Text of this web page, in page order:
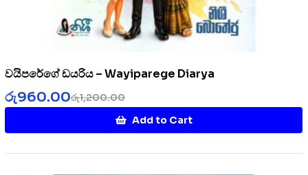
වයිපරේගේ ඩයරිය – Wayiparege Diarya
රු1,200.00
රු960.00
Add to Cart